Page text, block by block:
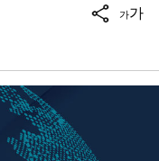
가가